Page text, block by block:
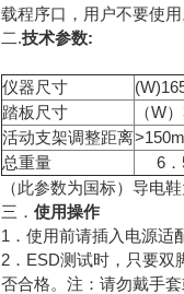
载程序口，用户不要使
二.技术参数:
仪器尺寸
踏板尺寸
（W
活动支架调整距离
总重量
6．
（此参数为国标）导电
三． 使用操作
1．使用前请插入电源适
2．ESD测试时，只要双
否合格。注：请勿戴手